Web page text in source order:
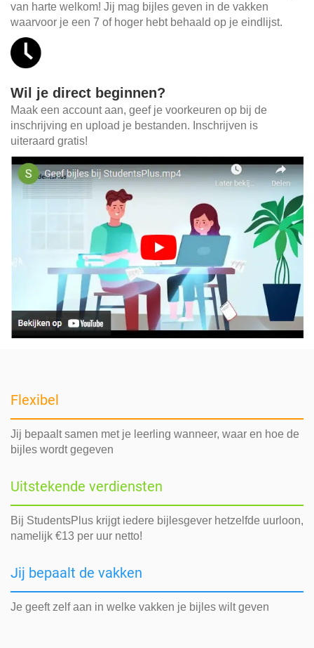
van harte welkom! Jij mag bijles geven in de vakken
waarvoor je een 7 of hoger hebt behaald op je eindlijst.
Wil je direct beginnen?
Maak een account aan, geef je voorkeuren op bij de
inschrijving en upload je bestanden. Inschrijven is
uiteraard gratis!
Flexibel
Jij bepaalt samen met je leerling wanneer, waar en hoe de
bijles wordt gegeven
Uitstekende verdiensten
Bij StudentsPlus krijgt iedere bijlesgever hetzelfde uurloon,
namelijk €13 per uur netto!
Jij bepaalt de vakken
Je geeft zelf aan in welke vakken je bijles wilt geven